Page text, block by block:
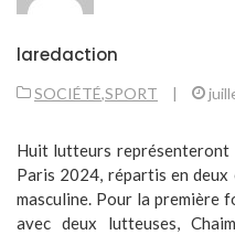
laredaction
SOCIÉTÉ,SPORT |
Huit lutteurs représenteront
Paris 2024, répartis en deux
masculine. Pour la première
avec deux lutteuses,